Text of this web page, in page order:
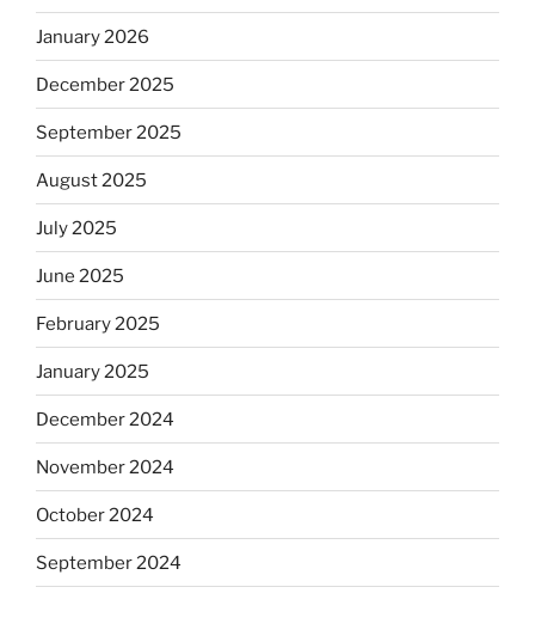
January 2026
December 2025
September 2025
August 2025
July 2025
June 2025
February 2025
January 2025
December 2024
November 2024
October 2024
September 2024